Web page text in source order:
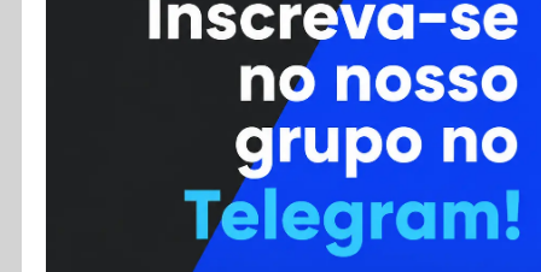
Cursos
Enviar Dica